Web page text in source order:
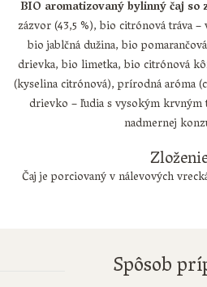
BIO aromatizovaný bylinný čaj so
zázvor (43,5 %), bio citrónová tráva
bio jablčná dužina, bio
drievka, bio limetka, bio citrónová
(kyselina citrónová), prírodná aróma
drievko – ľudia s vysokým krvným
nadmernej
Čaj je porciovaný v nálevových
Spôsob